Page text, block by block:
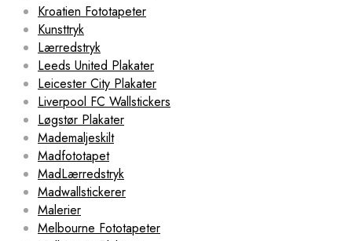
Kroatien Fototapeter
Kunsttryk
Lærredstryk
Leeds United Plakater
Leicester City Plakater
Liverpool FC Wallstickers
Løgstør Plakater
Mademaljeskilt
Madfototapet
MadLærredstryk
Madwallstickerer
Malerier
Melbourne Fototapeter